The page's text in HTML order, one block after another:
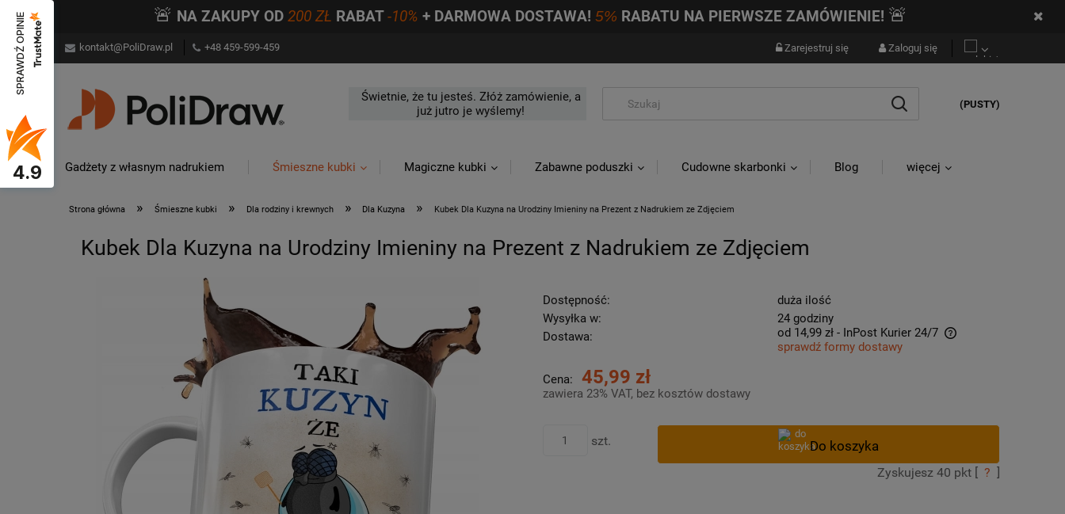
🚨 NA ZAKUPY OD 200 ZŁ RABAT-10% + DARMOWA DOSTAWA! 5% RABATU NA PIERWSZE ZAMÓWIENIE! 🚨
kontakt@PoliDraw.pl +48 459-599-459 Zarejestruj się Zaloguj się
(PUSTY)
Świetnie, że tu jesteś. Złóż zamówienie, a
już jutro je wyślemy!
Gadżety z własnym nadrukiem Śmieszne kubki Magiczne kubki Zabawne poduszki Cudowne skarbonki Blog więcej
Strona główna » Śmieszne kubki » Dla rodziny i krewnych » Dla Kuzyna » Kubek Dla Kuzyna na Urodziny Imieniny na Prezent z Nadrukiem ze Zdjęciem
Kubek Dla Kuzyna na Urodziny Imieniny na Prezent z Nadrukiem ze Zdjęciem
Dostępność:
duża ilość
Wysyłka w:
24 godziny
Dostawa:
od 14,99 zł - InPost Kurier 24/7
sprawdź formy dostawy
Cena: 45,99 zł
zawiera 23% VAT, bez kosztów dostawy
szt.
Zyskujesz 40 pkt [ ? ]
SPRAWDŹ OPINIE
4.9